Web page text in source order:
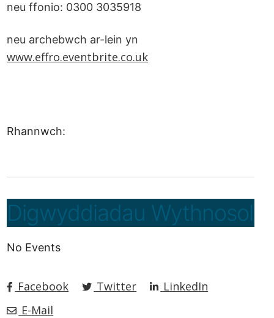
neu ffonio: 0300 3035918
neu archebwch ar-lein yn
www.effro.eventbrite.co.uk
Rhannwch:
Digwyddiadau Wythnosol
No Events
Facebook Twitter
LinkedIn
E-Mail